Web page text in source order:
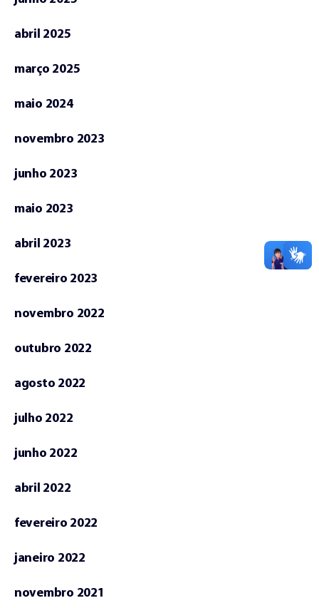
abril 2025
março 2025
maio 2024
novembro 2023
junho 2023
maio 2023
abril 2023
fevereiro 2023
novembro 2022
outubro 2022
agosto 2022
julho 2022
junho 2022
abril 2022
fevereiro 2022
janeiro 2022
novembro 2021